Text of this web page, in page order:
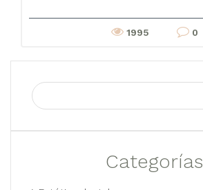
1995 0
Categorías